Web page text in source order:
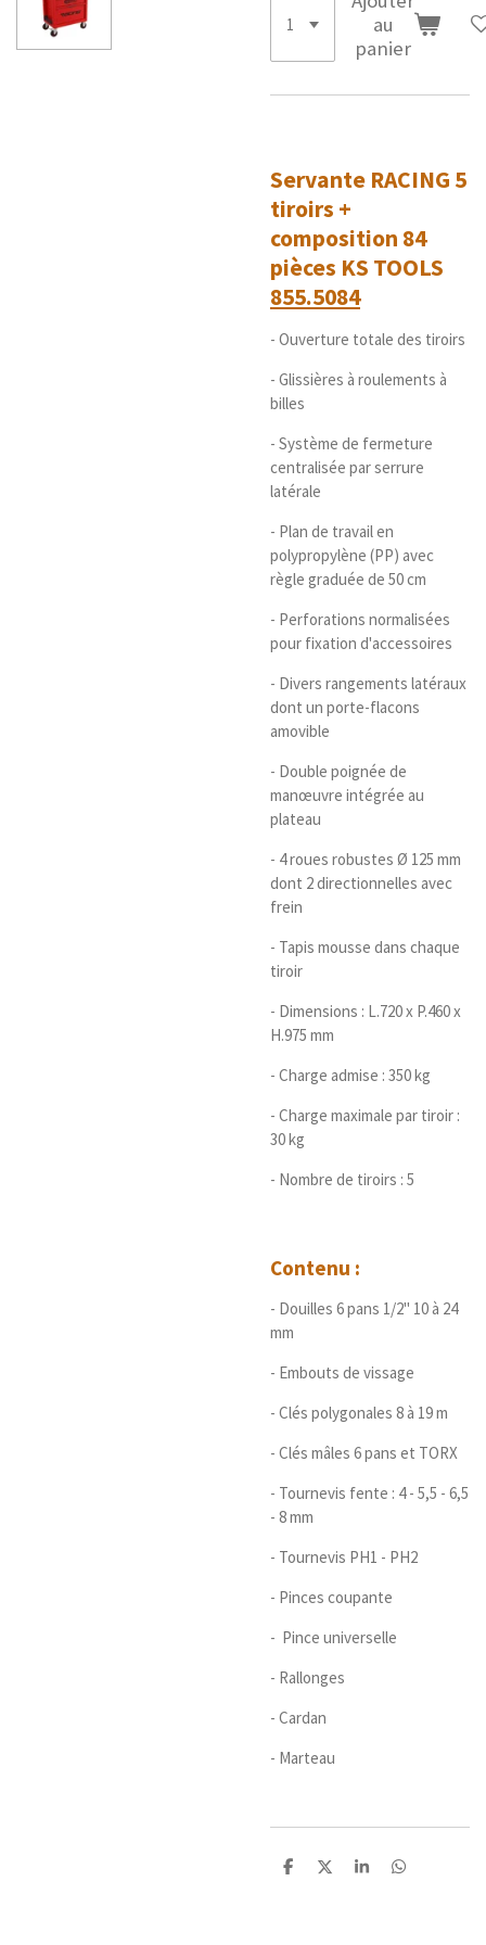
au
panier
Servante RACING 5
tiroirs +
composition 84
pièces KS TOOLS
855.5084
- Ouverture totale des tiroirs
- Glissières à roulements à
billes
- Système de fermeture
centralisée par serrure
latérale
- Plan de travail en
polypropylène (PP) avec
règle graduée de 50 cm
- Perforations normalisées
pour fixation d'accessoires
- Divers rangements latéraux
dont un porte-flacons
amovible
- Double poignée de
manœuvre intégrée au
plateau
- 4 roues robustes Ø 125 mm
dont 2 directionnelles avec
frein
- Tapis mousse dans chaque
tiroir
- Dimensions : L.720 x P.460 x
H.975 mm
- Charge admise : 350 kg
- Charge maximale par tiroir :
30 kg
- Nombre de tiroirs : 5
Contenu :
- Douilles 6 pans 1/2" 10 à 24
mm
- Embouts de vissage
- Clés polygonales 8 à 19 m
- Clés mâles 6 pans et TORX
- Tournevis fente : 4 - 5,5 - 6,5
- 8 mm
- Tournevis PH1 - PH2
- Pinces coupante
- Pince universelle
- Rallonges
- Cardan
- Marteau
P
P
P
P